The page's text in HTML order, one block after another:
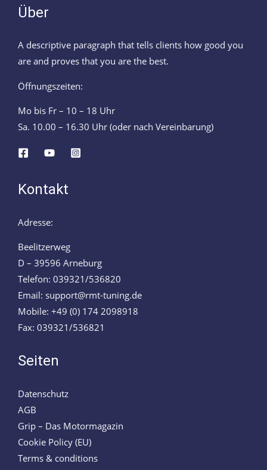
Über
A descriptive paragraph that tells clients how good you
are and proves that you are the best.
Öffnungszeiten:
Mo bis Fr – 10 – 18 Uhr
Sa. 10.00 – 16.30 Uhr (oder nach Vereinbarung)
Kontakt
Adresse:
Beelitzerweg
D – 39596 Arneburg
Telefon: 039321/536820
Email: support@rmt-tuning.de
Mobile: +49 (0) 174 2098918
Fax: 039321/536821
Seiten
Datenschutz
AGB
Grip – Das Motormagazin
Cookie Policy (EU)
Terms & conditions